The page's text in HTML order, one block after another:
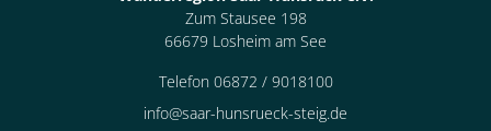
Zum Stausee 198
66679 Losheim am See
Telefon 06872 / 9018100
info@saar-hunsrueck-steig.de